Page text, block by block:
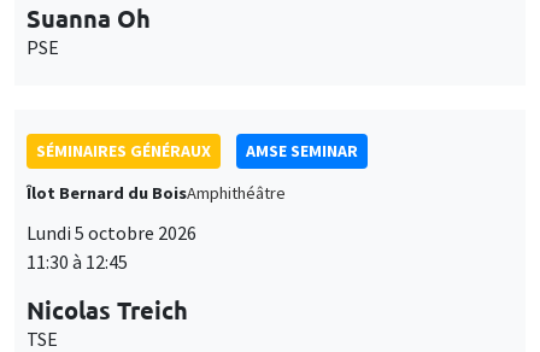
Suanna Oh
PSE
SÉMINAIRES GÉNÉRAUX
AMSE SEMINAR
Îlot Bernard du BoisAmphithéâtre
Lundi 5 octobre 2026
11:30 à 12:45
Nicolas Treich
TSE